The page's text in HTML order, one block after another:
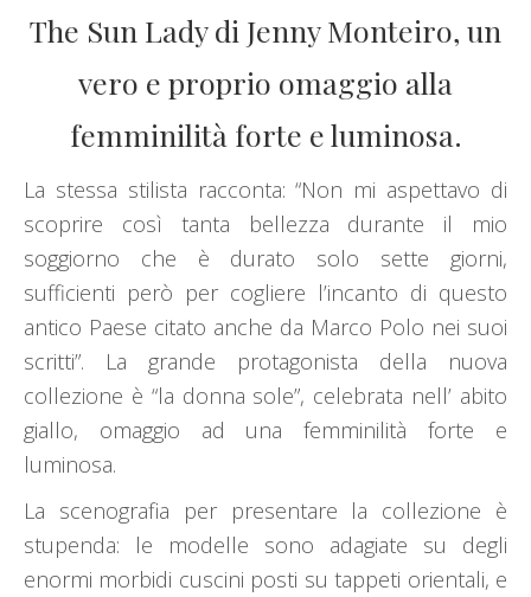
The Sun Lady di Jenny Monteiro, un
vero e proprio omaggio alla
femminilità forte e luminosa.
La stessa stilista racconta: “Non mi aspettavo di
scoprire così tanta bellezza durante il mio
soggiorno che è durato solo sette giorni,
sufficienti però per cogliere l’incanto di questo
antico Paese citato anche da Marco Polo nei suoi
scritti”. La grande protagonista della nuova
collezione è “la donna sole”, celebrata nell’ abito
giallo, omaggio ad una femminilità forte e
luminosa.
La scenografia per presentare la collezione è
stupenda: le modelle sono adagiate su degli
enormi morbidi cuscini posti su tappeti orientali, e